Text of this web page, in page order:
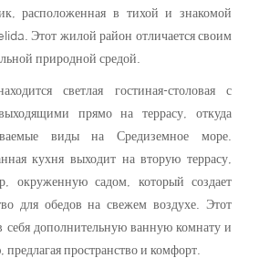
расположенная в тихой и знакомой
Этот жилой район отличается своим
природной средой.
светлая гостиная-столовая с
прямо на террасу, откуда
виды на Средиземное море.
кухня выходит на вторую террасу,
окруженную садом, который создает
для обедов на свежем воздухе. Этот
себя дополнительную ванную комнату и
пространство и комфорт.